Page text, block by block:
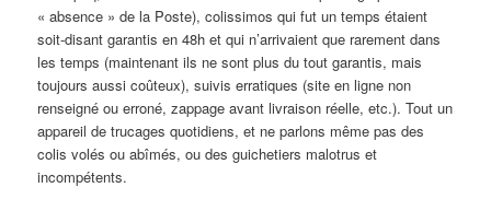
« absence » de la Poste), colissimos qui fut un temps étaient
soit-disant garantis en 48h et qui n’arrivaient que rarement dans
les temps (maintenant ils ne sont plus du tout garantis, mais
toujours aussi coûteux), suivis erratiques (site en ligne non
renseigné ou erroné, zappage avant livraison réelle, etc.). Tout un
appareil de trucages quotidiens, et ne parlons même pas des
colis volés ou abîmés, ou des guichetiers malotrus et
incompétents.